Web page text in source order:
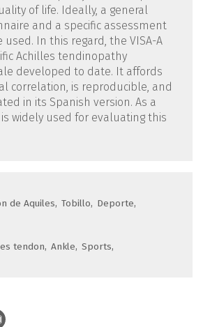
of life. Ideally, a general
and a specific assessment
In this regard, the VISA-A
Achilles tendinopathy
developed to date. It affords
correlation, is reproducible, and
in its Spanish version. As a
widely used for evaluating this
de Aquiles Tobillo
Deporte
tendon Ankle Sports